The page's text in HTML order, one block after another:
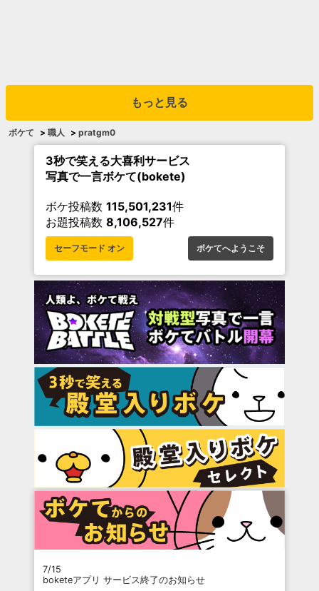
もっと見る
ボケて > 職人 > pratgm0
3秒で笑える大喜利サービス
写真で一言ボケて(bokete)
ボケ投稿数 115,501,231件
お題投稿数 8,106,527件
セーフモード オン ボケてへようこそ
7/15
boketeアプリ サービス終了のお知らせ